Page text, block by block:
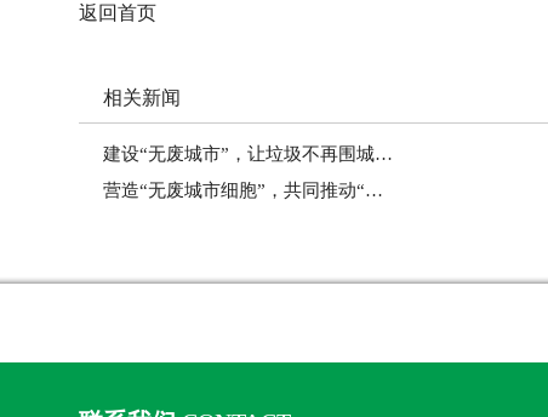
返回首页
相关新闻
建设“无废城市”，让垃圾不再围城…
营造“无废城市细胞”，共同推动“…